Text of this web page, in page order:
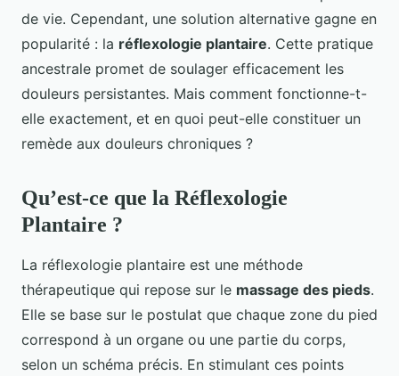
de vie. Cependant, une solution alternative gagne en
popularité : la réflexologie plantaire. Cette pratique
ancestrale promet de soulager efficacement les
douleurs persistantes. Mais comment fonctionne-t-
elle exactement, et en quoi peut-elle constituer un
remède aux douleurs chroniques ?
Qu’est-ce que la Réflexologie
Plantaire ?
La réflexologie plantaire est une méthode
thérapeutique qui repose sur le massage des pieds.
Elle se base sur le postulat que chaque zone du pied
correspond à un organe ou une partie du corps,
selon un schéma précis. En stimulant ces points